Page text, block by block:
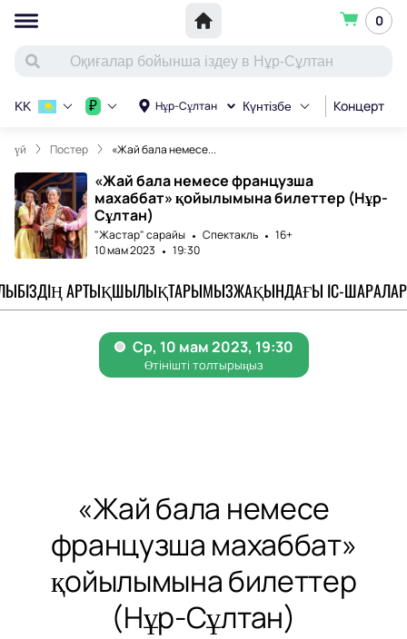
0
Нұр-Сұлтан Күнтізбе Концерт
KK ₽
үй Постер «Жай бала немесе...
«Жай бала немесе французша
махаббат» қойылымына билеттер (Нұр-
Сұлтан)
"Жастар" сарайы Спектакль
16+
10 мам 2023
19:30
БІЗДІҢ АРТЫҚШЫЛЫҚТАРЫМЫЗЖАҚЫНДАҒЫ ІС-ШАРАЛАР
«Жай бала немесе
французша махаббат»
қойылымына билеттер
(Нұр-Сұлтан)